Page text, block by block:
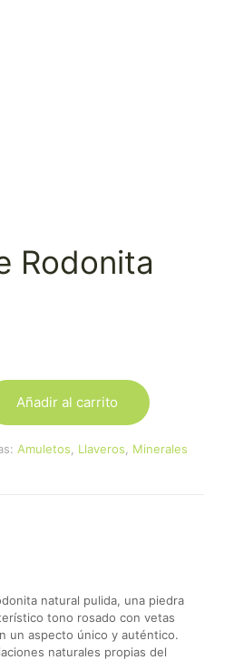
Rodonita
Añadir al carrito
Amuletos Llaveros
Minerales
natural pulida, una piedra
tono rosado con vetas
un aspecto único y auténtico.
naturales propias del